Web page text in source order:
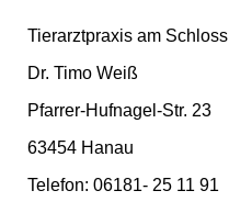
Tierarztpraxis am Schloss
Dr. Timo Weiß
Pfarrer-Hufnagel-Str. 23
63454 Hanau
Telefon: 06181- 25 11 91